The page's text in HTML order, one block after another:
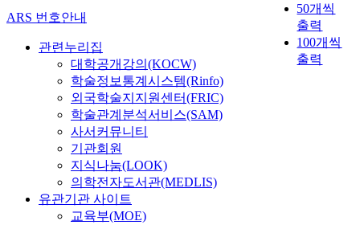
50개씩
출력
100개씩
출력
ARS 번호안내
관련누리집
대학공개강의(KOCW)
학술정보통계시스템(Rinfo)
외국학술지지원센터(FRIC)
학술관계분석서비스(SAM)
사서커뮤니티
기관회원
지식나눔(LOOK)
의학전자도서관(MEDLIS)
유관기관 사이트
교육부(MOE)